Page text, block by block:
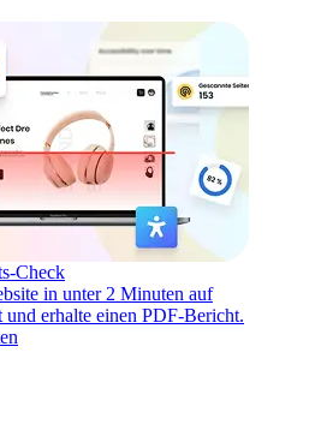
Check
in unter 2 Minuten auf
und erhalte einen PDF-Bericht.